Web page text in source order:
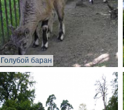
Голубой баран